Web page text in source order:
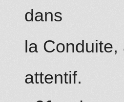
dans
la
attentif.